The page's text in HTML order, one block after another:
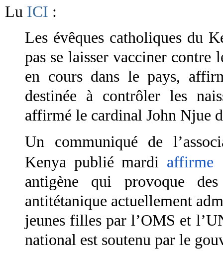
Lu ICI :
Les évêques catholiques du
pas se laisser vacciner contre
en cours dans le pays,
destinée à contrôler les
affirmé le cardinal John Njue
Un communiqué de
Kenya publié mardi affirme
antigène qui provoque
antitétanique actuellement
jeunes filles par l’OMS et
national est soutenu par le